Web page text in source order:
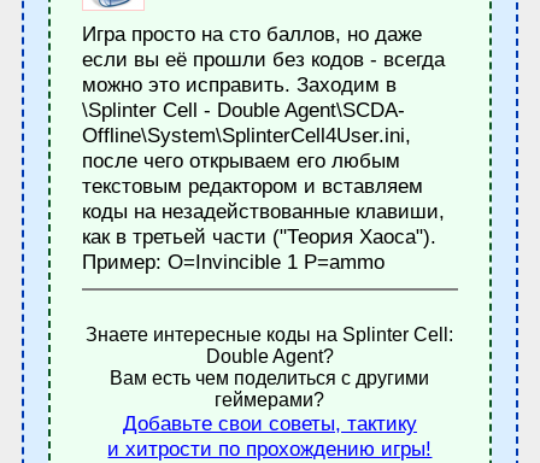
Игра просто на сто баллов, но даже
если вы её прошли без кодов - всегда
можно это исправить. Заходим в
\Splinter Cell - Double Agent\SCDA-
Offline\System\SplinterCell4User.ini,
после чего открываем его любым
текстовым редактором и вставляем
коды на незадействованные клавиши,
как в третьей части ("Теория Хаоса").
Пример: O=Invincible 1 P=ammo
Знаете интересные коды на Splinter Cell:
Double Agent?
Вам есть чем поделиться с другими
геймерами?
Добавьте свои советы, тактику
и хитрости по прохождению игры!